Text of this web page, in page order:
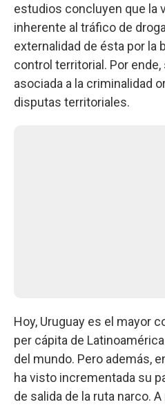
estudios concluyen que la
inherente al tráfico de
externalidad de ésta por la
control territorial. Por
asociada a la criminalidad
disputas territoriales.
Hoy, Uruguay es el mayor
per cápita de
del mundo. Pero además,
ha visto incrementada su
de salida de la ruta narco.